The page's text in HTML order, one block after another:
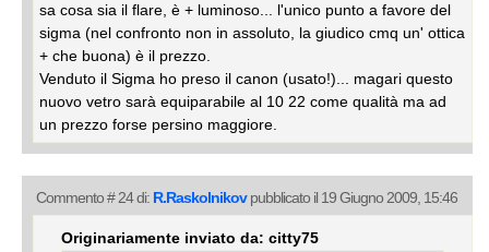
sa cosa sia il flare, è + luminoso... l'unico punto a favore del
sigma (nel confronto non in assoluto, la giudico cmq un' ottica
+ che buona) è il prezzo.
Venduto il Sigma ho preso il canon (usato!)... magari questo
nuovo vetro sarà equiparabile al 10 22 come qualità ma ad
un prezzo forse persino maggiore.
Commento # 24 di: R.Raskolnikovpubblicato il 19 Giugno 2009, 15:46
Originariamente inviato da: citty75